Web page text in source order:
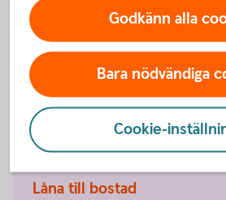
För att få ett lånelöfte när du vill
med ditt barn behöver du kontakta
Ring 0771-22 11 22
Låna till bostad
Godkänn alla
Bara nödvändiga
Cookie-